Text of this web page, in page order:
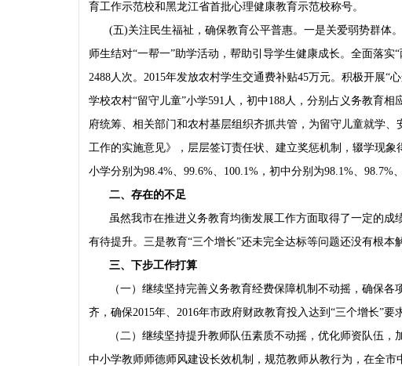
育工作示范校和黑龙江省首批心理健康教育示范校称号。
(五)关注民生福祉，确保教育公平普惠。一是关爱弱势群体
师生结对“一帮一”助学活动，帮助引导学生健康成长。全面落
2488人次。2015年发放农村学生交通费补贴45万元。积极开展“
学校农村“留守儿童”小学591人，初中188人，分别占义务教育
府统筹、相关部门和农村基层组织齐抓共管，为留守儿童就学
工作的实施意见》，层层签订责任状、建立奖惩机制，辍学现象
小学分别为98.4%、99.6%、100.1%，初中分别为98.1%、98.7%
二、存在的不足
虽然我市在推进义务教育均衡发展工作方面取得了一定的
有待提升。三是教育“三个增长”还未完全达标等问题还没有根本
三、下步工作打算
（一）继续坚持完善义务教育经费保障机制不动摇，确保
齐，确保2015年、2016年市政府财政教育投入达到“三个增长”要
（二）继续坚持提升教师队伍素质不动摇，优化师资队伍
中小学教师师德师风建设长效机制，规范教师从教行为，在全